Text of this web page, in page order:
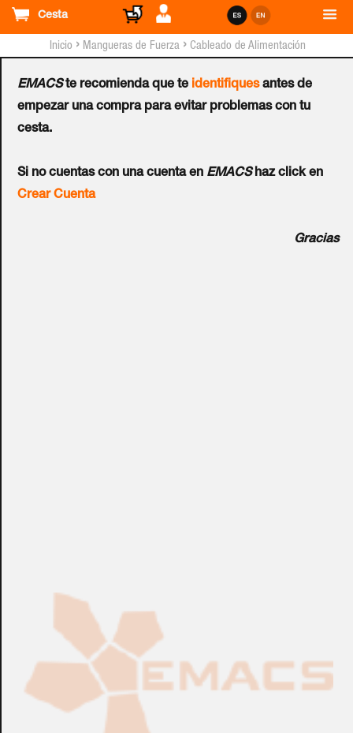
Cesta
EMACSte recomienda que te identifiquesantes de
empezar una compra para evitar problemas con tu
cesta.
Si no cuentas con una cuenta en EMACShaz click en
Crear Cuenta
Gracias
Inicio › Mangueras de Fuerza › Cableado de Alimentación
Cable Exzhellent® 750V
(07Z1-K AS) 1x10mm²
R100 Negro